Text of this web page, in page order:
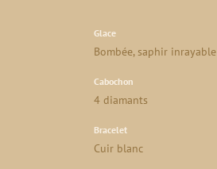
Glace
Bombée, saphir inrayable
Cabochon
4 diamants
Bracelet
Cuir blanc